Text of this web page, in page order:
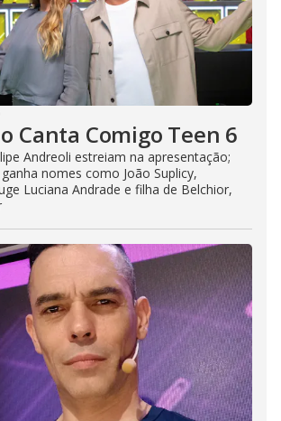
Canta Comigo Teen 6
Andreoli estreiam na apresentação;
nomes como João Suplicy,
Luciana Andrade e filha de Belchior,